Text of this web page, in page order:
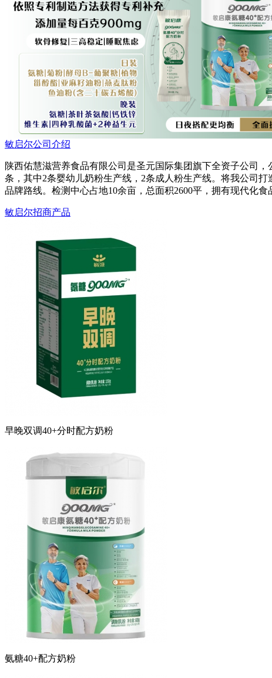
敏启尔公司介绍
陕西佑慧滋营养食品有限公司是圣元国际集团旗下全资子公司
条，其中2条婴幼儿奶粉生产线，2条成人粉生产线。将我公司
品牌路线。检测中心占地10余亩，总面积2600平，拥有现代化
敏启尔招商产品
早晚双调40+分时配方奶粉
氨糖40+配方奶粉